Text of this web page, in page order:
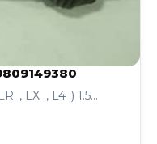
LX_, L4_) 1.5...